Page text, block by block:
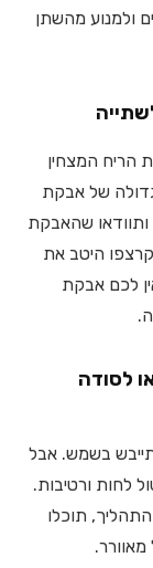
ולמנוע מהשתן
הריח המצחין
של אבקת
ותוודאו שהאבקת
היטב את
לכם אבקת
לסודה
בשמש. אבל
לחות ורטיבות.
תוכלו